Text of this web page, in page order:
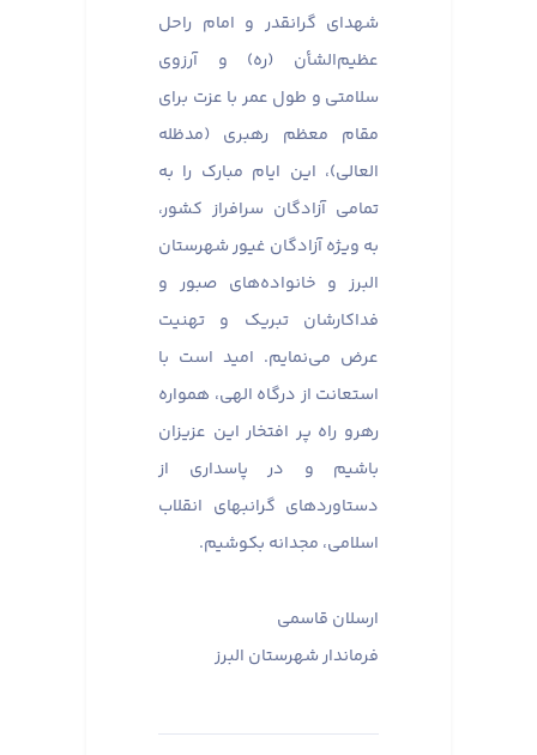
شهدای گرانقدر و امام راحل
عظیم‌الشأن (ره) و آرزوی
سلامتی و طول عمر با عزت برای
مقام معظم رهبری (مدظله
العالی)، این ایام مبارک را به
تمامی آزادگان سرافراز کشور،
به ویژه آزادگان غیور شهرستان
البرز و خانواده‌های صبور و
فداکارشان تبریک و تهنیت
عرض می‌نمایم. امید است با
استعانت از درگاه الهی، همواره
رهرو راه پر افتخار این عزیزان
باشیم و در پاسداری از
دستاوردهای گرانبهای انقلاب
اسلامی، مجدانه بکوشیم.
ارسلان قاسمی
فرماندار شهرستان البرز